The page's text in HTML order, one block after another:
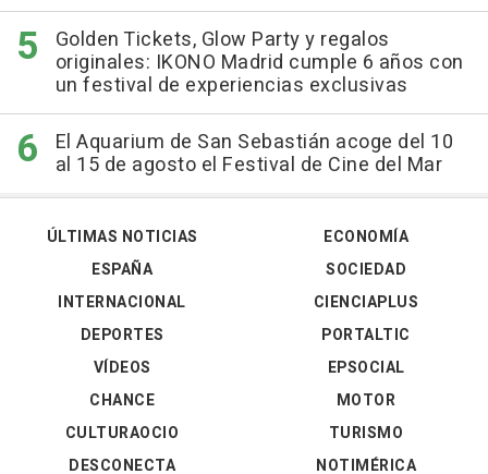
Golden Tickets, Glow Party y regalos
originales: IKONO Madrid cumple 6 años con
un festival de experiencias exclusivas
El Aquarium de San Sebastián acoge del 10
al 15 de agosto el Festival de Cine del Mar
ÚLTIMAS NOTICIAS
ESPAÑA
INTERNACIONAL
DEPORTES
VÍDEOS
ECONOMÍA
SOCIEDAD
CIENCIAPLUS
PORTALTIC
EPSOCIAL
CHANCE
CULTURAOCIO
DESCONECTA
MOTOR
TURISMO
NOTIMÉRICA